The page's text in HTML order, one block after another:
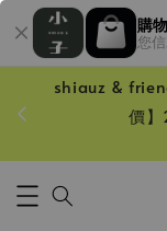
購
您
shiauz &
價